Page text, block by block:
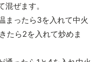
ぜます。
まったら3を入れて中火
たら2を入れて炒めま